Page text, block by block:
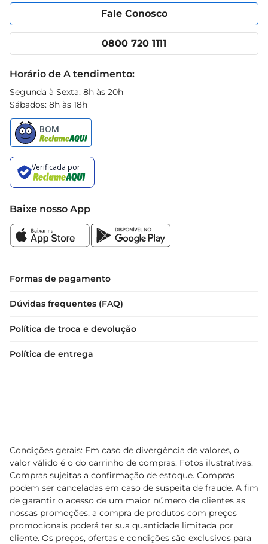
Portal do fornecedor
Cencosud Media
App Prezunic
Fale Conosco
0800 720 1111
Horário de A tendimento:
Segunda à Sexta: 8h às 20h
Sábados: 8h às 18h
Baixe nosso App
Formas de pagamento
Dúvidas frequentes (FAQ)
Política de troca e devolução
Política de entrega
Condições gerais: Em caso de divergência de valores, o
valor válido é o do carrinho de compras. Fotos ilustrativas.
Compras sujeitas a confirmação de estoque. Compras
podem ser canceladas em caso de suspeita de fraude. A fim
de garantir o acesso de um maior número de clientes as
nossas promoções, a compra de produtos com preços
promocionais poderá ter sua quantidade limitada por
cliente. Os preços, ofertas e condições são exclusivos para